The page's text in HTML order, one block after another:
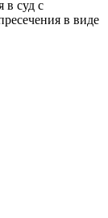
в суд с
в виде